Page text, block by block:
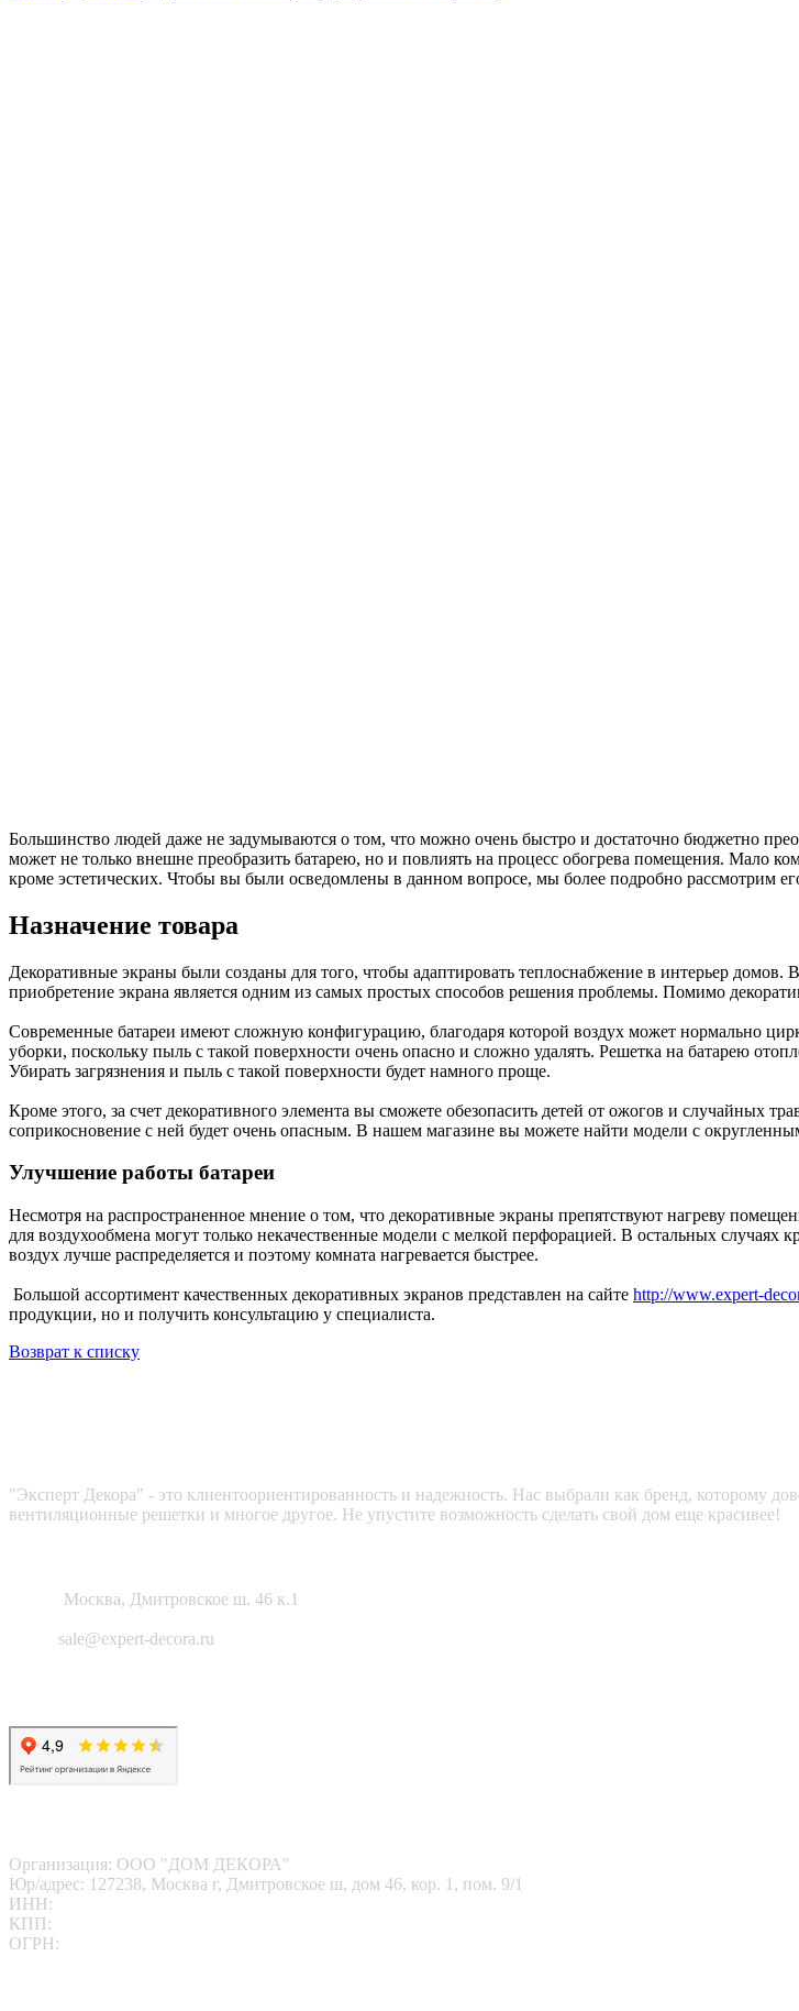
Большинство людей даже не задумываются о том, что можно очень быстро и достаточно бюджетно
может не только внешне преобразить батарею, но и повлиять на процесс обогрева помещения. Мало
кроме эстетических. Чтобы вы были осведомлены в данном вопросе, мы более подробно рассмотрим
Назначение товара
Декоративные экраны были созданы для того, чтобы адаптировать теплоснабжение в интерьер
приобретение экрана является одним из самых простых способов решения проблемы. Помимо
Современные батареи имеют сложную конфигурацию, благодаря которой воздух может нормально
уборки, поскольку пыль с такой поверхности очень опасно и сложно удалять. Решетка на батарею
Убирать загрязнения и пыль с такой поверхности будет намного проще.
Кроме этого, за счет декоративного элемента вы сможете обезопасить детей от ожогов и случайных
соприкосновение с ней будет очень опасным. В нашем магазине вы можете найти модели с
Улучшение работы батареи
Несмотря на распространенное мнение о том, что декоративные экраны препятствуют нагреву
для воздухообмена могут только некачественные модели с мелкой перфорацией. В остальных
воздух лучше распределяется и поэтому комната нагревается быстрее.
Большой ассортимент качественных декоративных экранов представлен на сайте http://www.expert-
продукции, но и получить консультацию у специалиста.
Возврат к списку
"Эксперт Декора" - это клиентоориентированность и надежность. Нас выбрали как бренд, которому
вентиляционные решетки и многое другое. Не упустите возможность сделать свой дом еще красивее!
Москва, Дмитровское ш. 46 к.1
sale@expert-decora.ru
Организация: ООО "ДОМ ДЕКОРА"
Юр/адрес: 127238, Москва г, Дмитровское ш, дом 46, кор. 1, пом. 9/1
ИНН:
КПП:
ОГРН: